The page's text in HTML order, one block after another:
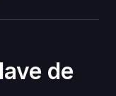
de